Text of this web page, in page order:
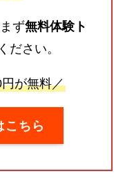
ず無料体験ト
ださい。
が無料／
こちら